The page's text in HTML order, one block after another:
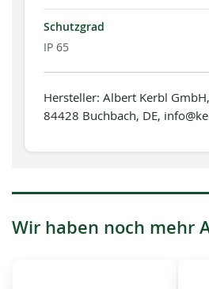
Schutzgrad
IP 65
Hersteller: Albert Kerbl
84428 Buchbach, DE,
Wir haben noch mehr